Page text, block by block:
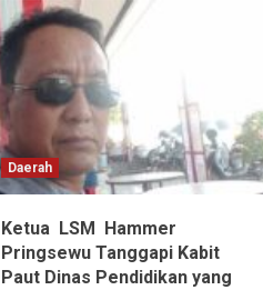
Daerah
Ketua LSM Hammer
Pringsewu Tanggapi Kabit
Paut Dinas Pendidikan yang